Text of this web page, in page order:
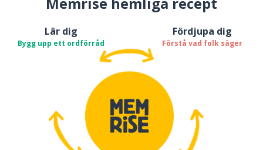
Lär dig
Bygg upp ett ordförråd
Fördjupa dig
Förstå vad folk säger